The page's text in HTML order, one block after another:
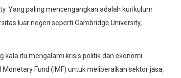
Yang paling mencengangkan adalah kurikulum
luar negeri seperti Cambridge University,
kala itu mengalami krisis politik dan ekonomi
Fund (IMF) untuk meliberalkan sektor jasa,